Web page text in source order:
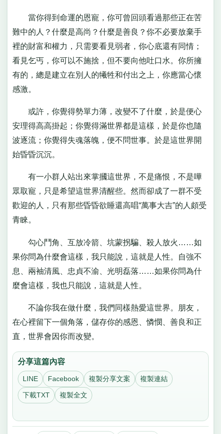
當你得到命運的恩寵，你可曾回頭看過那些正在苦
難中的人？什麼是高尚？什麼是善良？你不必要放棄手
裡的財富和權力，只需要看見弱者，你心底還有同情；
看見乞丐，你可以不施捨，但不要向他吐口水。你所擁
有的，總是建立在別人的犧牲和付出之上，你應當心懷
感激。
或許，你覺得勢單力薄，改變不了什麼，於是便心
安理得高高掛起；你覺得滿世界都是這樣，於是你也隨
波逐流；你覺得失魂落魄，便不問世事。於是這世界開
始昏昏沉沉。
有一小群人站出來掌摑這世界，不是痛恨，不是嘩
眾取寵，只是希望這世界清醒些。然而卻成了一群不受
歡迎的人，只有那些昏昏欲睡還高唱“萬事大吉”的人頗受
青睞。
勾心鬥角、互放冷箭、坑蒙拐騙、殺人放火……如
果你問為什麼會這樣，我只能說，這就是人性。自強不
息、兩袖清風、忠貞不渝、光明磊落……如果你問為什
麼會這樣，我也只能說，這就是人性。
不論你我在做什麼，我們同樣熱愛這世界。朋友，
在心裡留下一個角落，儲存你的感恩、憐憫、善良和正
直，世界會因你而改變。
分享這篇內容
LINE Facebook 複製分享文案 複製連結
下載TXT 複製全文